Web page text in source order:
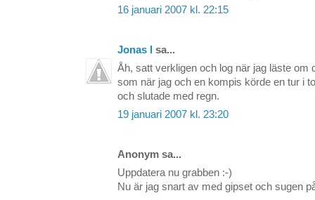
16 januari 2007 kl. 22:15
Jonas l
sa...
Åh, satt verkligen och log när jag läste om
som när jag och en kompis körde en tur i
och slutade med regn.
19 januari 2007 kl. 23:20
Anonym sa...
Uppdatera nu grabben :-)
Nu är jag snart av med gipset och sugen